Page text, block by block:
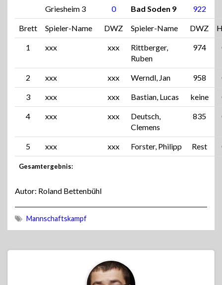
Griesheim 3 0 Bad Soden 9 922
Brett Spieler-Name DWZ Spieler-Name DWZ
1 xxx xxx
Rittberger,
Ruben
974
2 xxx xxx Werndl, Jan 958
3 xxx xxx Bastian, Lucas keine
4 xxx xxx
Deutsch,
Clemens
835
5 xxx xxx Forster, Philipp Rest
Gesamtergebnis:
Autor: Roland Bettenbühl
Mannschaftskampf